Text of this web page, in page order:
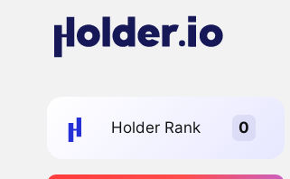
Holder Rank